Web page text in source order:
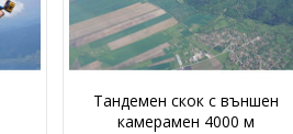
Тандемен скок с външен
камерамен 4000 м